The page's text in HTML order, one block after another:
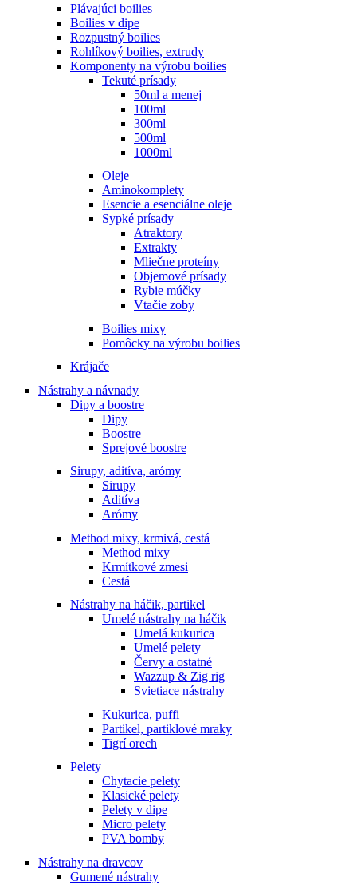
Plávajúci boilies
Boilies v dipe
Rozpustný boilies
Rohlíkový boilies, extrudy
Komponenty na výrobu boilies
Tekuté prísady
50ml a menej
100ml
300ml
500ml
1000ml
Oleje
Aminokomplety
Esencie a esenciálne oleje
Sypké prísady
Atraktory
Extrakty
Mliečne proteíny
Objemové prísady
Rybie múčky
Vtačie zoby
Boilies mixy
Pomôcky na výrobu boilies
Krájače
Nástrahy a návnady
Dipy a boostre
Dipy
Boostre
Sprejové boostre
Sirupy, aditíva, arómy
Sirupy
Aditíva
Arómy
Method mixy, krmivá, cestá
Method mixy
Krmítkové zmesi
Cestá
Nástrahy na háčik, partikel
Umelé nástrahy na háčik
Umelá kukurica
Umelé pelety
Červy a ostatné
Wazzup & Zig rig
Svietiace nástrahy
Kukurica, puffi
Partikel, partiklové mraky
Tigrí orech
Pelety
Chytacie pelety
Klasické pelety
Pelety v dipe
Micro pelety
PVA bomby
Nástrahy na dravcov
Gumené nástrahy